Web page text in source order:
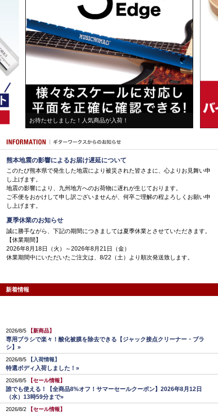
お待たせしました！人気商品が入荷！
熊本地震の影響によるお届け遅延について
このたび熊本県で発生した地震により被災された皆さまに、心よりお見舞い申
し上げます。
地震の影響により、九州地方へのお荷物に遅れが生じております。
ご不便をおかけして申し訳ございませんが、何卒ご理解の程よろしくお願い申
し上げます。
夏季休業のお知らせ
誠に勝手ながら、下記の期間につきましては夏季休業とさせていただきます。
【休業期間】
2026年8月18日（火）～2026年8月21日（金）
休業期間中にいただいたご注文は、8/22（土）より順次発送致します。
新着情報
2026/8/5 【新商品】
専用ブラシで楽々！酸化被膜を除去できる【ジャック接点クリーナー・ブラ
シ】»
2026/8/5 【入荷情報】
特選ボディ入荷しました！»
2026/8/5 【セール情報】
誰でも使える！【全商品8%オフ！サマーセールクーポン】2026年8月12日
（水）13時59分まで»
2026/8/2 【セール情報】